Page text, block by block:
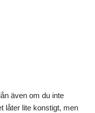
även om du inte
låter lite konstigt, men